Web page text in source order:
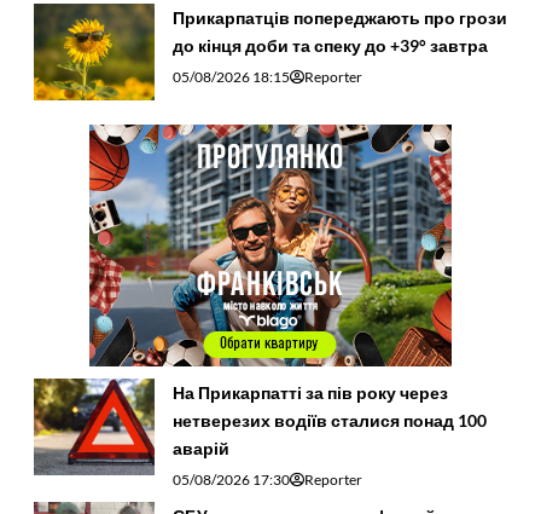
Прикарпатців попереджають про грози
до кінця доби та спеку до +39° завтра
05/08/2026 18:15 Reporter
На Прикарпатті за пів року через
нетверезих водіїв сталися понад 100
аварій
05/08/2026 17:30 Reporter